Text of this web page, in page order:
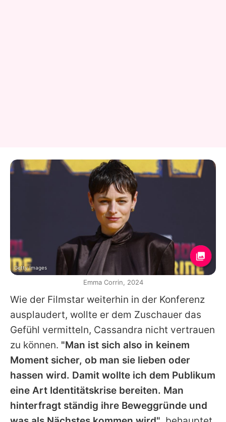
Wie der Filmstar weiterhin in der Konferenz
ausplaudert, wollte er dem Zuschauer das
Gefühl vermitteln, Cassandra nicht vertrauen
zu können. "Man ist sich also in keinem
Moment sicher, ob man sie lieben oder
hassen wird. Damit wollte ich dem Publikum
eine Art Identitätskrise bereiten. Man
hinterfragt ständig ihre Beweggründe und
Getty Images
Emma Corrin, 2024